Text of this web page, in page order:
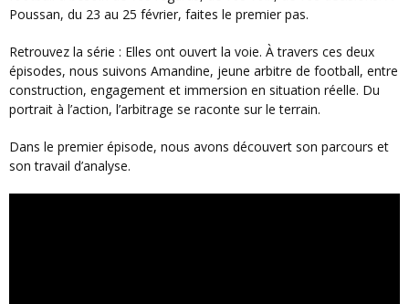
Poussan, du 23 au 25 février, faites le premier pas.
Retrouvez la série : Elles ont ouvert la voie. À travers ces deux
épisodes, nous suivons Amandine, jeune arbitre de football, entre
construction, engagement et immersion en situation réelle. Du
portrait à l’action, l’arbitrage se raconte sur le terrain.
Dans le premier épisode, nous avons découvert son parcours et
son travail d’analyse.